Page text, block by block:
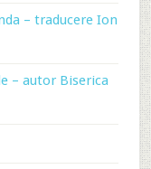
– traducere Ion
– autor Biserica